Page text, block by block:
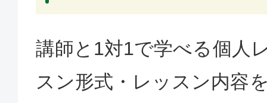
講師と1対1で学べる個人
スン形式・レッスン内容